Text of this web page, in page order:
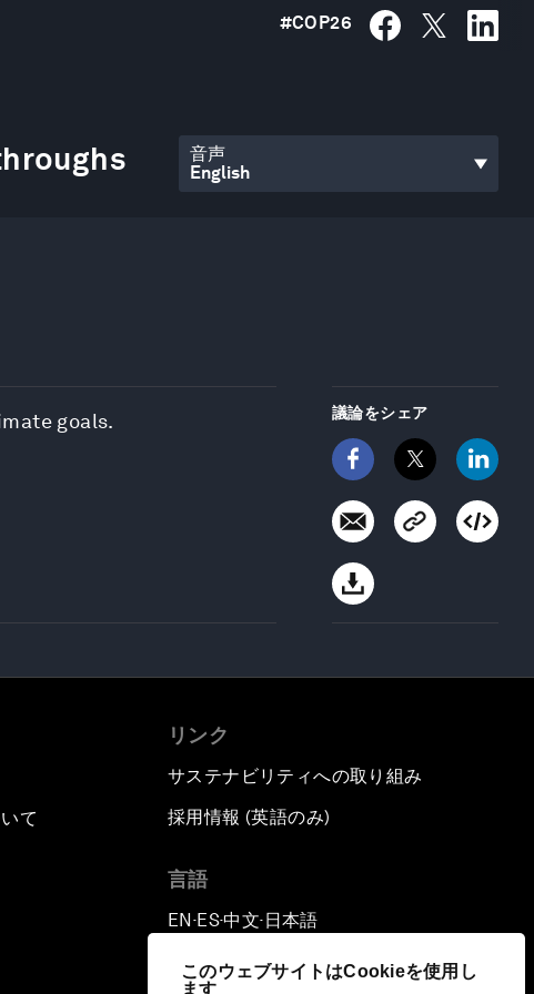
このウェブサイトはCookieを使用し
ます
#COP26
音声
goals. 議論をシェア
て
リンク
サステナビリティへの取り組み
採用情報 (英語のみ)
言語
EN ▪ES▪中文▪ 日本語